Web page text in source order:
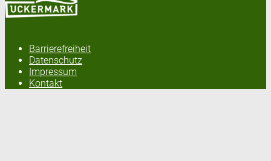
Barrierefreiheit
Datenschutz
Impressum
Kontakt